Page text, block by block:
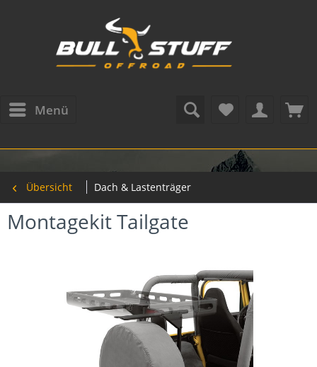
Menü
Übersicht Dach & Lastenträger
Montagekit Tailgate